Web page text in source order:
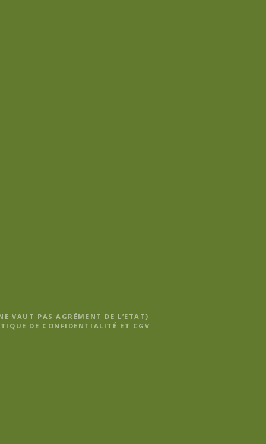
VAUT PAS AGRÉMENT DE L’ETAT)
DE CONFIDENTIALITÉ ET CGV